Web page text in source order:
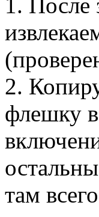
2.
флешку
там